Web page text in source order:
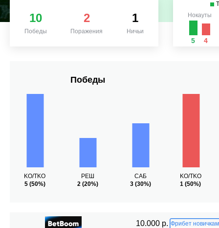
10
Победы
2
Поражения
1
Ничьи
Нокауты
5 4
Победы
KO/TKO
5(50%)
РЕШ
2 (20%)
САБ
3 (30%)
KO/TKO
1 (50%)
10.000 р. Фрибет новичкам